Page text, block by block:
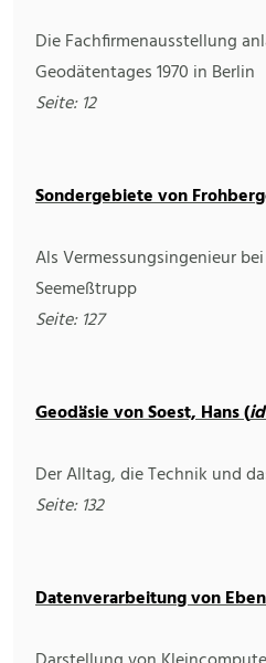
Die Fachfirmenausstellung
Geodätentages 1970 in Berlin
Seite: 12
Sondergebiete von
Als Vermessungsingenieur
Seemeßtrupp
Seite: 127
Geodäsie von Soest, Hans (
Der Alltag, die Technik und
Seite: 132
Datenverarbeitung von